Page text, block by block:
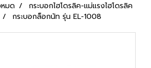
มด
กระบอกไฮโดรลิค-แม่แรงไฮโดรลิค
กระบอกล็อกนัท รุ่น EL-1008